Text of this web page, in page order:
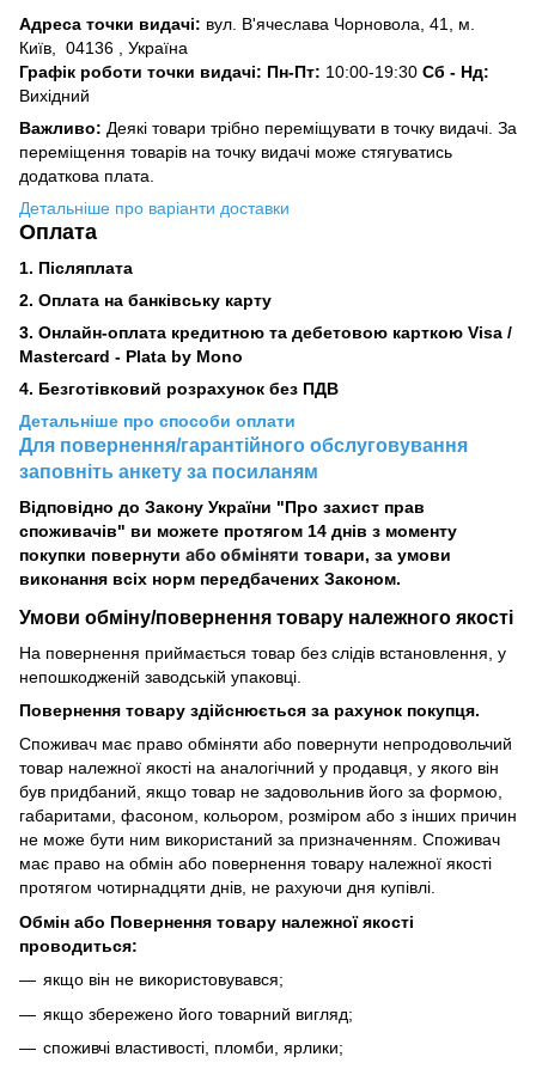
Адреса точки видачі: вул. В'ячеслава Чорновола, 41, м.
Київ,
04136 , Україна
Графік роботи точки видачі: Пн-Пт: 10:00-19:30 Сб - Нд:
Вихідний
Важливо: Деякі товари трібно переміщувати в точку видачі. За
переміщення товарів на точку видачі може стягуватись
додаткова плата.
Детальніше про варіанти доставки
Оплата
1. Післяплата
2. Оплата на банківську карту
3. Онлайн-оплата кредитною та дебетовою карткою Visa /
Mastercard - Plata by Mono
4. Безготівковий розрахунок без ПДВ
Детальніше про способи оплати
Для повернення/гарантійного обслуговування
заповніть анкету за посиланям
Відповідно до Закону України "Про захист прав
споживачів" ви можете протягом 14 днів з моменту
покупки повернути або обміняти товари, за умови
виконання всіх норм передбачених Законом.
Умови обміну/повернення товару належного якості
На повернення приймається товар без слідів встановлення, у
непошкодженій заводській упаковці.
Повернення товару здійснюється за рахунок покупця.
Споживач має право обміняти або повернути непродовольчий
товар належної якості на аналогічний у продавця, у якого він
був придбаний, якщо товар не задовольнив його за формою,
габаритами, фасоном, кольором, розміром або з інших причин
не може бути ним використаний за призначенням. Споживач
має право на обмін або повернення товару належної якості
протягом чотирнадцяти днів, не рахуючи дня купівлі.
Обмін або Повернення товару належної якості
проводиться:
якщо він не використовувався;
якщо збережено його товарний вигляд;
споживчі властивості, пломби, ярлики;